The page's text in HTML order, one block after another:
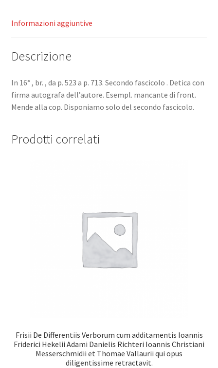
Informazioni aggiuntive
Descrizione
In 16° , br. , da p. 523 a p. 713. Secondo fascicolo . Detica con
firma autografa dell’autore. Esempl. mancante di front.
Mende alla cop. Disponiamo solo del secondo fascicolo.
Prodotti correlati
Frisii De Differentiis Verborum cum additamentis Ioannis
Friderici Hekelii Adami Danielis Richteri Ioannis Christiani
Messerschmidii et Thomae Vallaurii qui opus
diligentissime retractavit.